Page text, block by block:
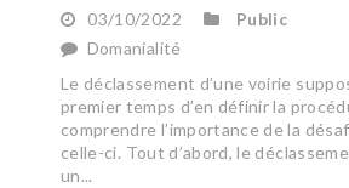
03/10/2022
Public
Domanialité
Le déclassement d’une voirie
premier temps d’en définir la
comprendre l’importance de la
celle-ci. Tout d’abord, le
un...